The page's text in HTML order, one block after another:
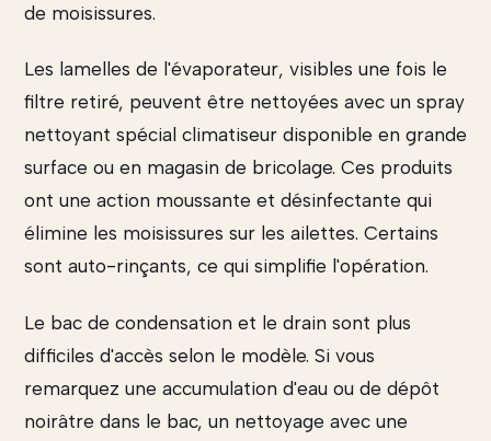
de moisissures.
Les lamelles de l'évaporateur, visibles une fois le
filtre retiré, peuvent être nettoyées avec un spray
nettoyant spécial climatiseur disponible en grande
surface ou en magasin de bricolage. Ces produits
ont une action moussante et désinfectante qui
élimine les moisissures sur les ailettes. Certains
sont auto-rinçants, ce qui simplifie l'opération.
Le bac de condensation et le drain sont plus
difficiles d'accès selon le modèle. Si vous
remarquez une accumulation d'eau ou de dépôt
noirâtre dans le bac, un nettoyage avec une